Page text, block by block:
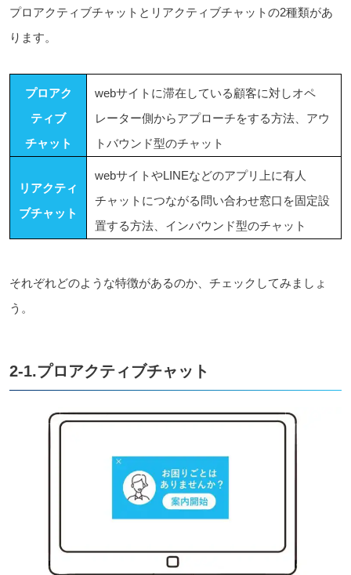
プロアクティブチャットとリアクティブチャットの2種類があ
ります。
プロアク
ティブ
チャット
webサイトに滞在している顧客に対しオペ
レーター側からアプローチをする方法、アウ
トバウンド型のチャット
リアクティ
ブチャット
webサイトやLINEなどのアプリ上に有人
チャットにつながる問い合わせ窓口を固定設
置する方法、インバウンド型のチャット
それぞれどのような特徴があるのか、チェックしてみましょ
う。
2-1.プロアクティブチャット